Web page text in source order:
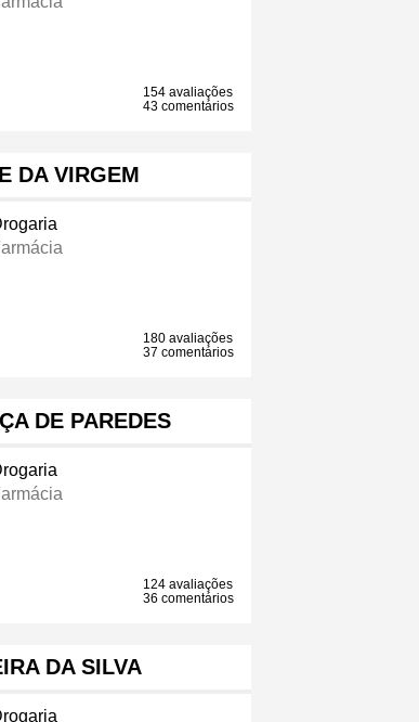
154 avaliações
43 comentários
DA VIRGEM
180 avaliações
37 comentários
DE PAREDES
124 avaliações
36 comentários
DA SILVA